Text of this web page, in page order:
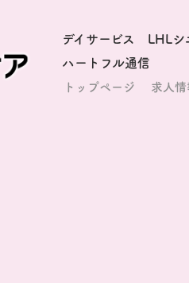
デイサービス LHLシ
ハートフル通信
トップページ 求人情